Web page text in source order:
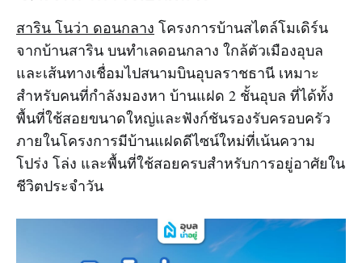
สาริน โนว่า ดอนกลาง โครงการบ้านสไตล์โมเดิร์น
จากบ้านสาริน บนทำเลดอนกลาง ใกล้ตัวเมืองอุบล
และเส้นทางเชื่อมไปสนามบินอุบลราชธานี เหมาะ
สำหรับคนที่กำลังมองหา บ้านแฝด 2 ชั้นอุบล ที่ได้ทั้ง
พื้นที่ใช้สอยขนาดใหญ่และฟังก์ชันรองรับครอบครัว
ภายในโครงการมีบ้านแฝดดีไซน์ใหม่ที่เน้นความ
โปร่ง โล่ง และพื้นที่ใช้สอยครบสำหรับการอยู่อาศัยใน
ชีวิตประจำวัน